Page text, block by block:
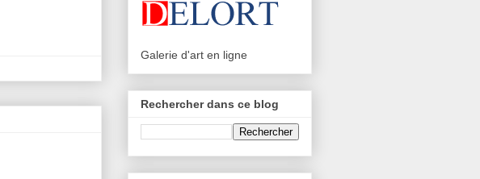
Galerie d'art en ligne
Rechercher dans ce blog